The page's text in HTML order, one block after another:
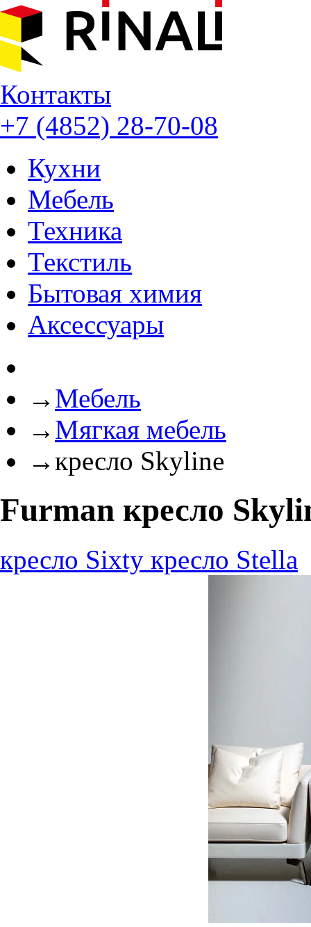
Контакты
+7 (4852) 28-70-08
Кухни
Мебель
Техника
Текстиль
Бытовая химия
Аксессуары
→ Мебель
→ Мягкая мебель
→кресло Skyline
Furman кресло
кресло Sixty кресло Stella